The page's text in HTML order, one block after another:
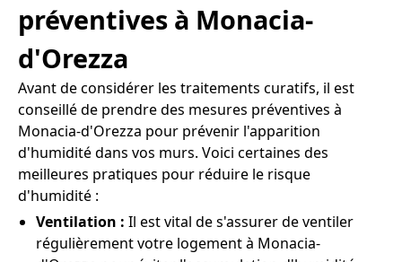
préventives à Monacia-
d'Orezza
Avant de considérer les traitements curatifs, il est
conseillé de prendre des mesures préventives à
Monacia-d'Orezza pour prévenir l'apparition
d'humidité dans vos murs. Voici certaines des
meilleures pratiques pour réduire le risque
d'humidité :
Ventilation : Il est vital de s'assurer de ventiler
régulièrement votre logement à Monacia-